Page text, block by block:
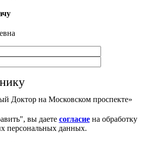
Доктор на Московском проспекте»
вы даете согласиена обработку
персональных данных.